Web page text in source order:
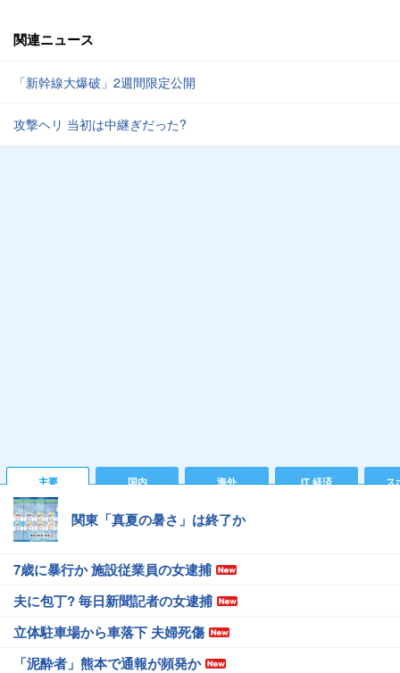
関連ニュース
「新幹線大爆破」2週間限定公開
攻撃ヘリ 当初は中継ぎだった?
主要 国内 海外 IT 経済 ス
関東「真夏の暑さ」は終了か
7歳に暴行か 施設従業員の女逮捕
夫に包丁? 毎日新聞記者の女逮捕
立体駐車場から車落下 夫婦死傷
「泥酔者」熊本で通報が頻発か